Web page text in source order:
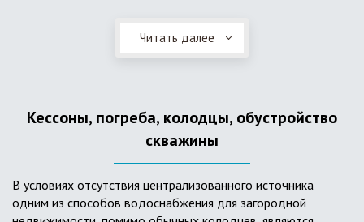
слой дренажа, устроенный из щебня и песка. Для септика
требуется только очищение через определенное время
большую прочность по сравнению с пластиковыми
Читать далее
Кессоны, погреба, колодцы, обустройство
скважины
В условиях отсутствия централизованного источника
одним из способов водоснабжения для загородной